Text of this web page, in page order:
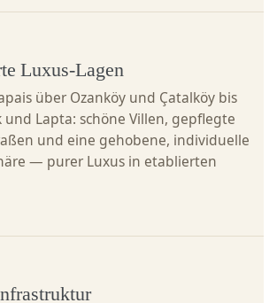
Luxus-Lagen
über Ozanköy und Çatalköy bis
und Lapta: schöne Villen, gepflegte
und eine gehobene, individuelle
— purer Luxus in etablierten